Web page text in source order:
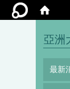
亞洲
最新